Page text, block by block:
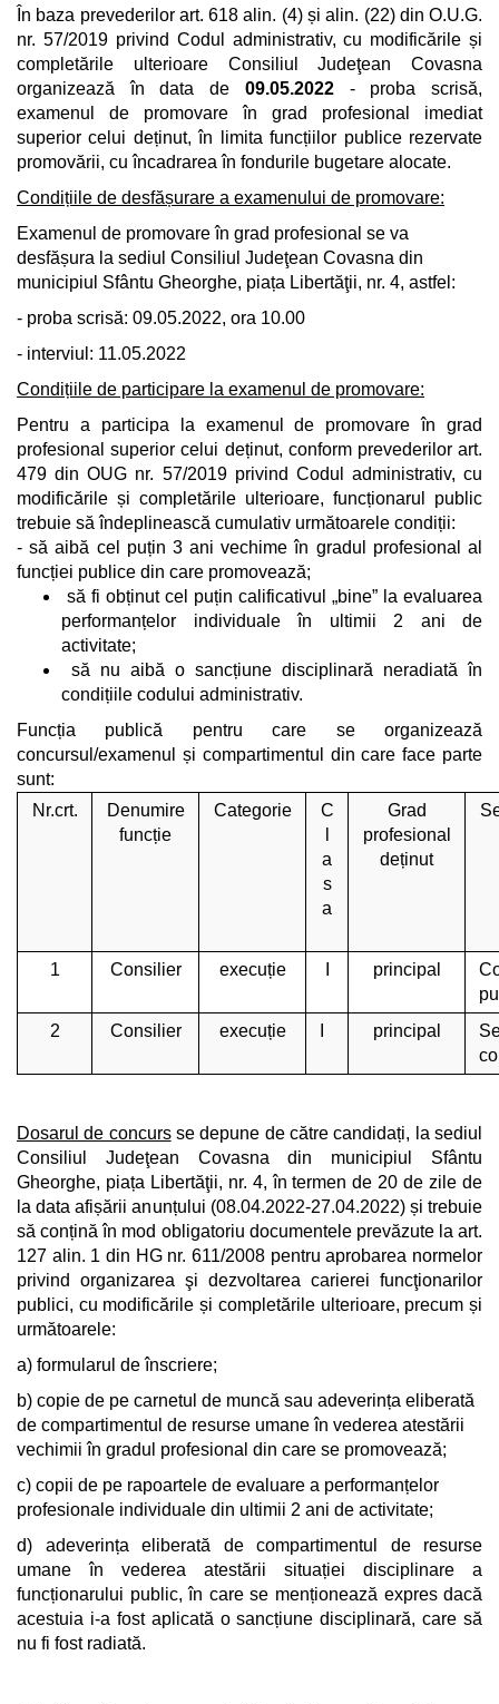
În baza prevederilor art. 618 alin. (4) și alin. (22) din O.U.G.
nr. 57/2019 privind Codul administrativ, cu modificările și
completările ulterioare Consiliul Judeţean Covasna
organizează în data de 09.05.2022 - proba scrisă,
examenul de promovare în grad profesional imediat
superior celui deținut, în limita funcțiilor publice rezervate
promovării, cu încadrarea în fondurile bugetare alocate.
Condițiile de desfășurare a examenului de promovare:
Examenul de promovare în grad profesional se va
desfășura la sediul Consiliul Judeţean Covasna din
municipiul Sfântu Gheorghe, piața Libertăţii, nr. 4, astfel:
- proba scrisă: 09.05.2022, ora 10.00
- interviul: 11.05.2022
Condițiile de participare la examenul de promovare:
Pentru a participa la examenul de promovare în grad
profesional superior celui deținut, conform prevederilor art.
479 din OUG nr. 57/2019 privind Codul administrativ, cu
modificările și completările ulterioare, funcționarul public
trebuie să îndeplinească cumulativ următoarele condiții:
- să aibă cel puțin 3 ani vechime în gradul profesional al
funcției publice din care promovează;
să fi obținut cel puțin calificativul „bine” la evaluarea
performanțelor individuale în ultimii 2 ani de
activitate;
să nu aibă o sancțiune disciplinară neradiată în
condițiile codului administrativ.
Funcția publică pentru care se organizează
concursul/examenul și compartimentul din care face parte
sunt:
Nr.crt.
Denumire
funcție
Categorie
C
a
s
a
Grad
profesional
deținut
1 Consilier execuție principal
2
Consilier execuție principal
Dosarul de concursse depune de către candidați, la sediul
Consiliul Judeţean Covasna din municipiul Sfântu
Gheorghe, piața Libertăţii, nr. 4, în termen de 20 de zile de
la data afișării anunțului (08.04.2022-27.04.2022) și trebuie
să conțină în mod obligatoriu documentele prevăzute la art.
127 alin. 1 din HG nr. 611/2008 pentru aprobarea normelor
privind organizarea şi dezvoltarea carierei funcţionarilor
publici, cu modificările și completările ulterioare, precum și
următoarele:
a) formularul de înscriere;
b) copie de pe carnetul de muncă sau adeverința eliberată
de compartimentul de resurse umane în vederea atestării
vechimii în gradul profesional din care se promovează;
c) copii de pe rapoartele de evaluare a performanțelor
profesionale individuale din ultimii 2 ani de activitate;
d) adeverința eliberată de compartimentul de resurse
umane în vederea atestării situației disciplinare a
funcționarului public, în care se menționează expres dacă
acestuia i-a fost aplicată o sancțiune disciplinară, care să
nu fi fost radiată.